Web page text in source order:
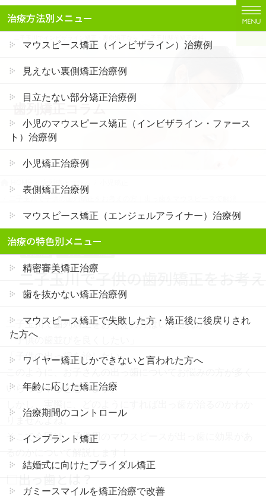
コ
ン
テ
ナ
ビ
ゲ
歯列矯正コラム
小児矯正 マウスピース矯正
二子玉川で子供の歯列矯正をお考
二子玉川で歯列矯正をお考えの方はいませんか？
「子供の歯並びを良くしたい」
「子供の出っ歯を治したい」
このように、お子さんの出っ歯についてお悩みの方が多く
いらっしゃると思います。
りませんよね。
そこで今回は、子供用のマウスピースが出っ歯に効果があ
るのかについて解説します！
□出っ歯とは？
治療方法別メニュー
マウスピース矯正（インビザライン）治療例
見えない裏側矯正治療例
目立たない部分矯正治療例
小児のマウスピース矯正（インビザライン・ファース
ト）治療例
小児矯正治療例
表側矯正治療例
マウスピース矯正（エンジェルアライナー）治療例
治療の特色別メニュー
精密審美矯正治療
歯を抜かない矯正治療例
マウスピース矯正で失敗した方・矯正後に後戻りされ
た方へ
ワイヤー矯正しかできないと言われた方へ
年齢に応じた矯正治療
治療期間のコントロール
インプラント矯正
結婚式に向けたブライダル矯正
ガミースマイルを矯正治療で改善